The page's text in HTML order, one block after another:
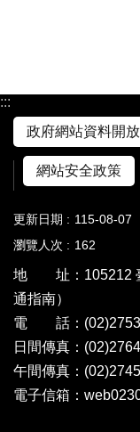
:::
政府網站資料開
網站安全政策
更新日期
115-08-07
瀏覽人次
162
地 址：105212 臺
通指南）
電 話：
日間傳真：
午間傳真：
電子信箱：